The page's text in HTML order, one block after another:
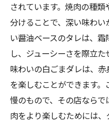
されています。焼肉の種
分けることで、深い味わ
い醤油ベースのタレは、
し、ジューシーさを際立
味わいの白ごまダレは、
を楽しむことができます
慢のもので、その店なら
肉をより楽しむためには